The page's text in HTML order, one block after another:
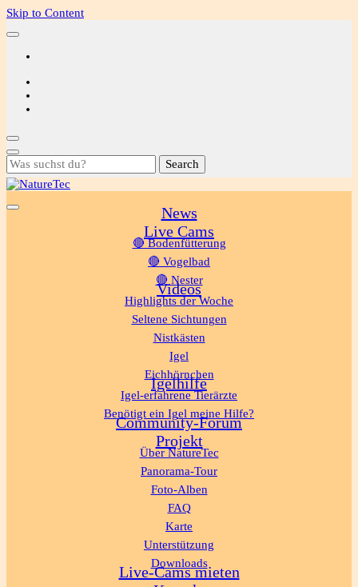
Skip to Content
Looking
for
Something?
News
Live Cams
🔴 Bodenfütterung
🔴 Vogelbad
🔴 Nester
Videos
Highlights der Woche
Seltene Sichtungen
Nistkästen
Igel
Eichhörnchen
Igelhilfe
Igel-erfahrene Tierärzte
Benötigt ein Igel meine Hilfe?
Community-Forum
Projekt
Über NatureTec
Panorama-Tour
Foto-Alben
FAQ
Karte
Unterstützung
Downloads
Live-Cams mieten